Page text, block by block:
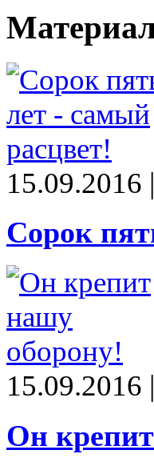
15.09.2016
Сорок
15.09.2016
Он